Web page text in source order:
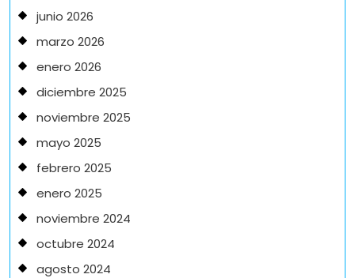
junio 2026
marzo 2026
enero 2026
diciembre 2025
noviembre 2025
mayo 2025
febrero 2025
enero 2025
noviembre 2024
octubre 2024
agosto 2024